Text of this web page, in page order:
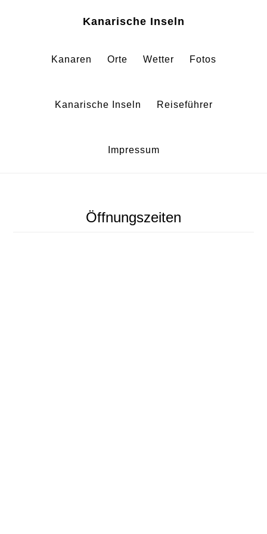
Kanarische Inseln
Kanaren Orte Wetter Fotos
Kanarische Inseln Reiseführer
Impressum
Öffnungszeiten